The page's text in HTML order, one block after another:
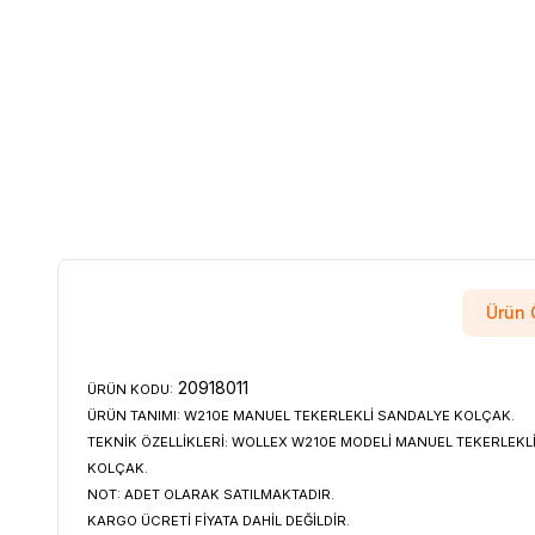
Ürün
ÜRÜN KODU: 20918011
ÜRÜN TANIMI: W210E MANUEL TEKERLEKLİ SANDALYE KOLÇAK.
TEKNİK ÖZELLİKLERİ: WOLLEX W210E MODELİ MANUEL
KOLÇAK.
NOT: ADET OLARAK SATILMAKTADIR.
KARGO ÜCRETİ FİYATA DAHİL DEĞİLDİR.